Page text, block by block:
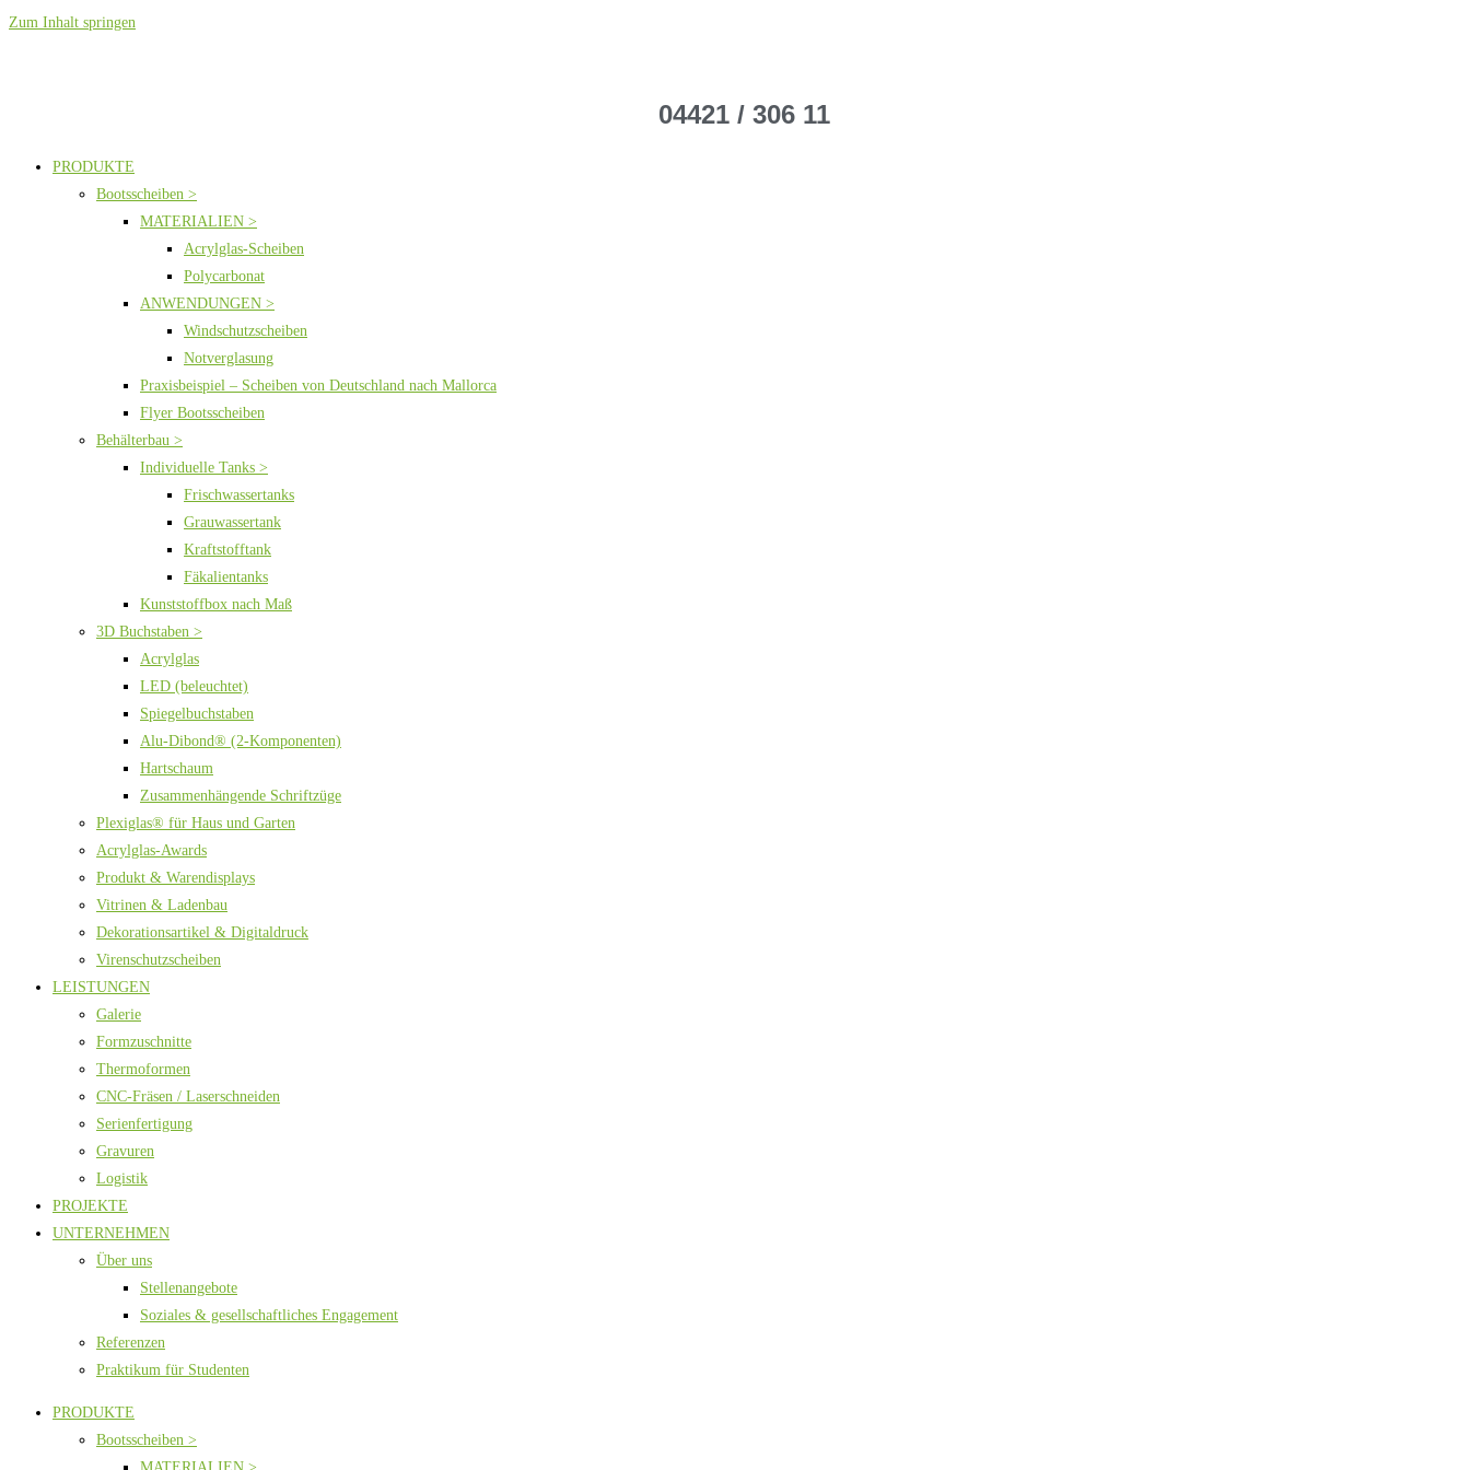
Zum Inhalt springen
04421 / 306 11
PRODUKTE
Bootsscheiben >
MATERIALIEN >
Acrylglas-Scheiben
Polycarbonat
ANWENDUNGEN >
Windschutzscheiben
Notverglasung
Praxisbeispiel – Scheiben von Deutschland nach Mallorca
Flyer Bootsscheiben
Behälterbau >
Individuelle Tanks >
Frischwassertanks
Grauwassertank
Kraftstofftank
Fäkalientanks
Kunststoffbox nach Maß
3D Buchstaben >
Acrylglas
LED (beleuchtet)
Spiegelbuchstaben
Alu-Dibond® (2-Komponenten)
Hartschaum
Zusammenhängende Schriftzüge
Plexiglas® für Haus und Garten
Acrylglas-Awards
Produkt & Warendisplays
Vitrinen & Ladenbau
Dekorationsartikel & Digitaldruck
Virenschutzscheiben
LEISTUNGEN
Galerie
Formzuschnitte
Thermoformen
CNC-Fräsen / Laserschneiden
Serienfertigung
Gravuren
Logistik
PROJEKTE
UNTERNEHMEN
Über uns
Stellenangebote
Soziales & gesellschaftliches Engagement
Referenzen
Praktikum für Studenten
PRODUKTE
Bootsscheiben >